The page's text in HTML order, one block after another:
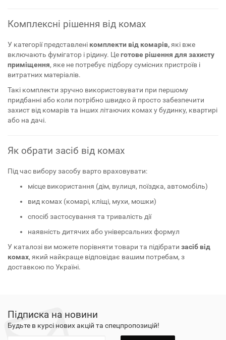
Комплексні рішення від комах
У категорії представлені комплекти від комарів,які вже
включають фумігатор і рідину. Цеготове рішення для захисту
приміщення, яке не потребує підбору сумісних пристроїв і
витратних матеріалів.
Такі комплекти зручно використовувати при першому
придбанні або коли потрібно швидко й просто забезпечити
захист від комарів та інших літаючих комах у будинку, квартирі
або на дачі.
Як обрати засіб від комах
Під час вибору засобу варто враховувати:
місце використання (дім, вулиця, поїздка, автомобіль)
вид комах (комарі, кліщі, мухи, мошки)
спосіб застосування та тривалість дії
наявність дитячих або універсальних формул
У каталозі ви можете порівняти товари та підібрати засіб від
комах, який найкраще відповідає вашим потребам, з
доставкою по Україні.
Підписка на новини
Будьте в курсі нових акцій та спецпропозицій!